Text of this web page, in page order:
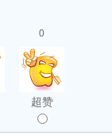
0
超赞